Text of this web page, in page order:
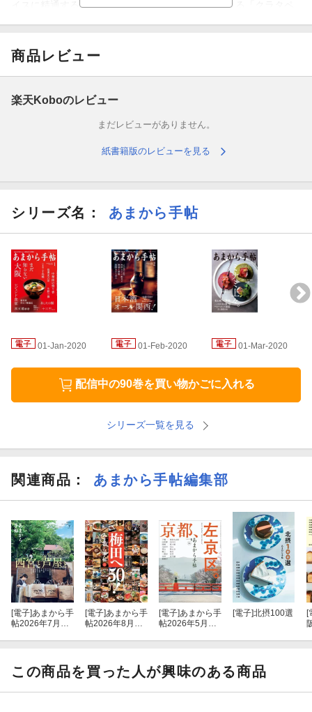
イスに精通するライター・カワムラケンジさんによる「クラタペ
き、仕事の流儀を話していただきました。また、その『サカエ
ヤ』から仕入れる『La Cime（ラ シーム）』の高田シェフ、『TA
ぜ『サカエヤ』の肉を使うのか？”についてコメントをしてくれて
で話題の焼肉店6軒の紹介にはじまり、続くコーナーでは堺の焼肉
きたい郊外にある絶品バーガーの紹介も。
そのほか、連載コラムはノンフィクション作家・後藤正治さんに
ご執筆いただき、「門上武司の僕の尊敬する皿」は『ヴィラ アイ
ーダ』のメニューからこだわりの詰まった一品をピックアップ。
「岡さんのヒ・ミ・ツ酒場」ではお忍びで通う洋風ダイニング
を。「船越雅代のセカイカイセキ」では春のカイセキ３を紹介
し、「地酒の星」は「大治郎」で知られる『畑酒造』を舞台に、
で。」では祇園新橋界隈にある老舗の一軒、食を支える名脇役を
商品レビュー
楽天Koboのレビュー
まだレビューがありません。
紙書籍版のレビューを見る
シリーズ名： あまから手帖
01-Jan-2020 01-Feb-2020 01-Mar-2020
配信中の90巻を買い物かごに入れる
シリーズ一覧を見る
関連商品 ： あまから手帖編集部
[電子]あまから手
帖2026年7月号
[電子]あまから手
帖2026年8月号
[電子]あまから手
帖2026年5月号
[電子]北摂100選
[
この商品を買った人が興味のある商品